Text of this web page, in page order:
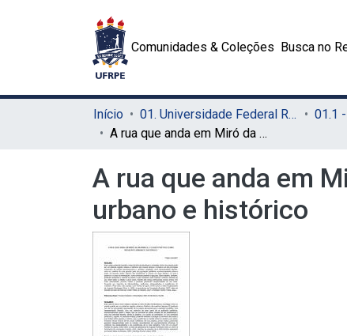
Comunidades & Coleções Busca no
Início 01. Universidade Federal Rural de Pernambuco - UFRPE (Sede) 01.1
A rua que anda em Miró da Muribeca: o fazer poético como registro urbano e histórico
A rua que anda em
urbano e histórico